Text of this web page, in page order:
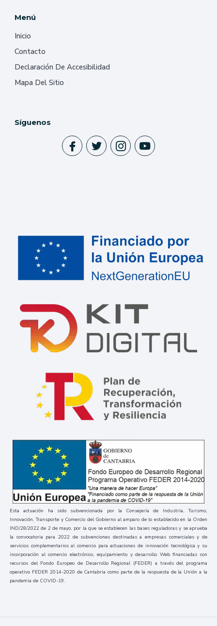
Menú
Inicio
Contacto
Declaración De Accesibilidad
Mapa Del Sitio
Síguenos
Esta actuación ha sido subvencionada por la Consejería de Industria, Turismo,
Innovación, Transporte y Comercio del Gobierno al amparo de lo establecido en la Orden
IND/28/2022 de 2 de mayo, por la que se establecen las bases reguladoras y se aprueba
la convocatoria para 2022 de subvenciones destinadas a empresas comerciales y de
servicios complementarios al comercio para actuaciones de innovación tecnológica y su
incorporación al comercio electrónico, equipamiento y desarrollo Web financiadas con
recursos del Fondo Europeo de Desarrollo Regional (FEDER) a través del programa
operativo FEDER 2014-2020 de Cantabria como parte de la respuesta de la Unión a la
pandemia de COVID-19.